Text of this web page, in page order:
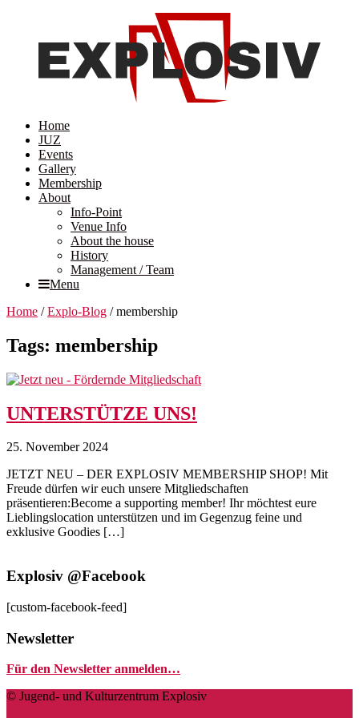
Home
JUZ
Events
Gallery
Membership
About
Info-Point
Venue Info
About the house
History
Management / Team
Menu
Home / Explo-Blog / membership
Tags: membership
UNTERSTÜTZE UNS!
25. November 2024
JETZT NEU – DER EXPLOSIV MEMBERSHIP SHOP! Mit
Freude dürfen wir euch unsere Mitgliedschaften
präsentieren:Become a supporting member! Ihr möchtest eure
Lieblingslocation unterstützen und im Gegenzug feine und
exklusive Goodies […]
Explosiv @Facebook
[custom-facebook-feed]
Newsletter
Für den Newsletter anmelden…
© Jugend- und Kulturzentrum Explosiv